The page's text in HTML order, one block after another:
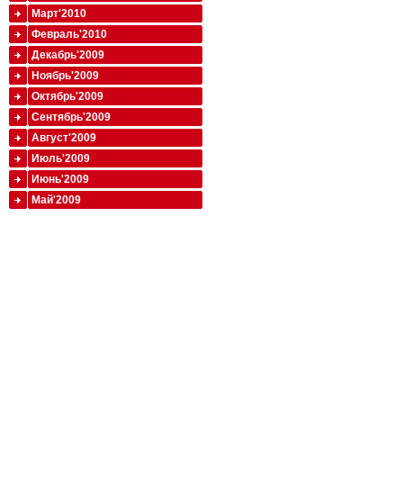
Март'2010
Февраль'2010
Декабрь'2009
Ноябрь'2009
Октябрь'2009
Сентябрь'2009
Август'2009
Июль'2009
Июнь'2009
Май'2009